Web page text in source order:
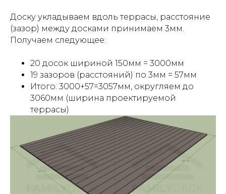
Доску укладываем вдоль террасы, расстояние
(зазор) между досками принимаем 3мм.
Получаем следующее:
20 досок шириной 150мм = 3000мм
19 зазоров (расстояний) по 3мм = 57мм
Итого: 3000+57=3057мм, округляем до
3060мм (ширина проектируемой
террасы)